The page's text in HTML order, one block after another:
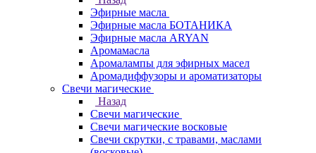
Эфирные масла
Эфирные масла БОТАНИКА
Эфирные масла ARYAN
Аромамасла
Аромалампы для эфирных масел
Аромадиффузоры и ароматизаторы
Свечи магические
Назад
Свечи магические
Свечи магические восковые
Свечи скрутки, с травами, маслами